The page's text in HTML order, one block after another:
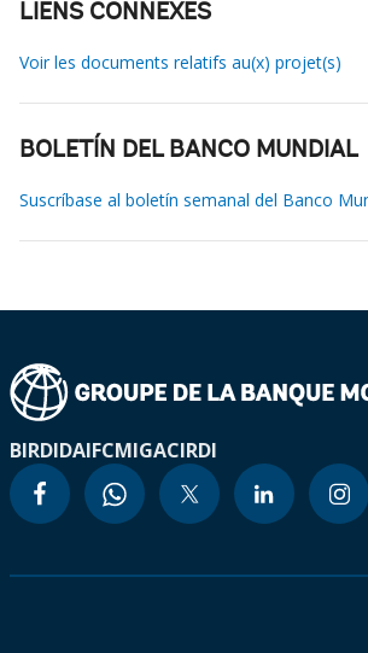
LIENS CONNEXES
Voir les documents relatifs au(x) projet(s)
BOLETÍN DEL BANCO MUNDIAL
Suscríbase al boletín semanal del Banco
BIRDIDAIFCMIGACIRDI